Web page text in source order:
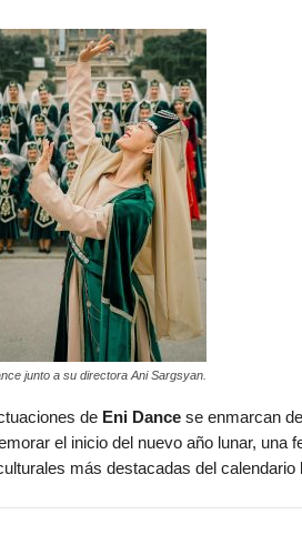
junto a su directora Ani Sargsyan.
de Eni Dancese enmarcan
el inicio del nuevo año lunar, una
más destacadas del calendario